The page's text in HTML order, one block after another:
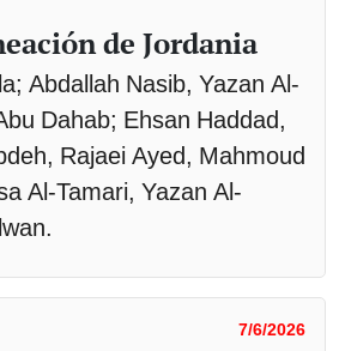
de Jordania
Abdallah Nasib, Yazan Al-
Dahab; Ehsan Haddad,
Rajaei Ayed, Mahmoud
Al-Tamari, Yazan Al-
7/6/2026